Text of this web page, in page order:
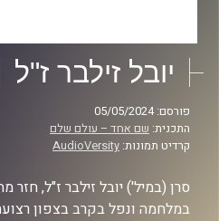
יובל זילבר ז"ל
פורסם: 05/05/2024
התכנית: שם אחד – עולם שלם
קרדיט תמונות: AudioVersity
סרן (במיל') יובל זילבר ז"ל, חזר
במלחמה ונפל בקרב בצפון